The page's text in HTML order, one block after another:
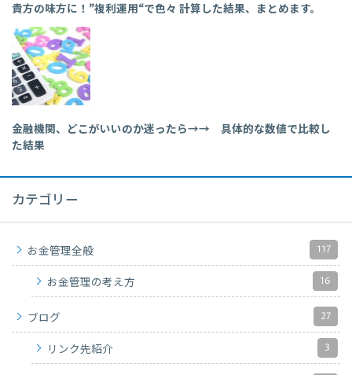
貴方の味方に！”複利運用“で色々 計算した結果、まとめます。
金融機関、どこがいいのか迷ったら→→ 具体的な数値で比較し
た結果
カテゴリー
お金管理全般 117
お金管理の考え方 16
ブログ 27
リンク先紹介 3